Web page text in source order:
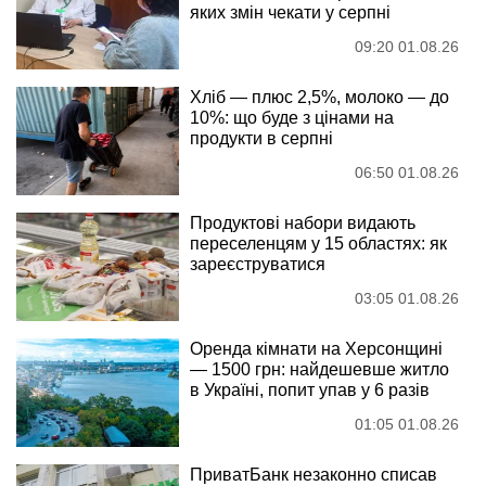
яких змін чекати у серпні
09:20 01.08.26
Хліб — плюс 2,5%, молоко — до
10%: що буде з цінами на
продукти в серпні
06:50 01.08.26
Продуктові набори видають
переселенцям у 15 областях: як
зареєструватися
03:05 01.08.26
Оренда кімнати на Херсонщині
— 1500 грн: найдешевше житло
в Україні, попит упав у 6 разів
01:05 01.08.26
ПриватБанк незаконно списав